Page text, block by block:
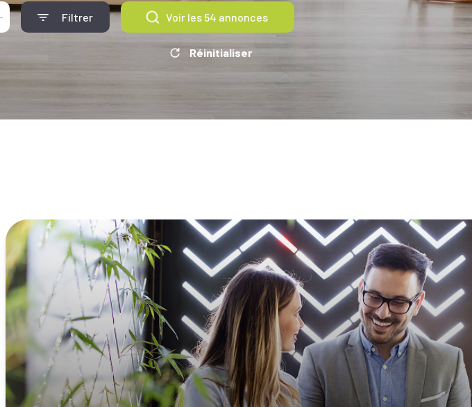
Filtrer Voir les 54 annonces
Réinitialiser